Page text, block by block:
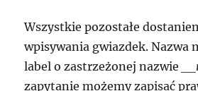
Wszystkie pozostałe
wpisywania gwiazdek. Nazwa
label o zastrzeżonej nazwie
zapytanie możemy zapisać